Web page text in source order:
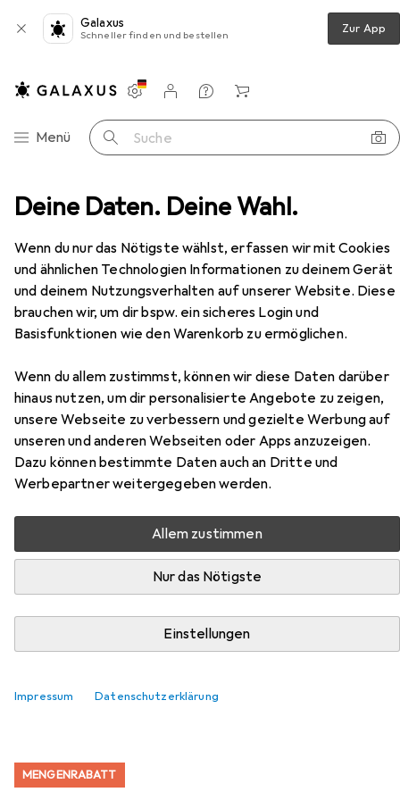
Deine Daten. Deine Wahl.
Wenn du nur das Nötigste wählst, erfassen wir mit Cookies
und ähnlichen Technologien Informationen zu deinem Gerät
und deinem Nutzungsverhalten auf unserer Website. Diese
brauchen wir, um dir bspw. ein sicheres Login und
Basisfunktionen wie den Warenkorb zu ermöglichen.
Wenn du allem zustimmst, können wir diese Daten darüber
hinaus nutzen, um dir personalisierte Angebote zu zeigen,
unsere Webseite zu verbessern und gezielte Werbung auf
unseren und anderen Webseiten oder Apps anzuzeigen.
Dazu können bestimmte Daten auch an Dritte und
Werbepartner weitergegeben werden.
Allem zustimmen
Nur das Nötigste
Einstellungen
Impressum Datenschutzerklärung
Galaxus
Schneller finden und bestellen Zur App
Navigation nach Kategorien
Menü Suche
Einstellungen
Kundenkonto
Vergleichslisten
Merklisten
Warenkorb
Bilderrahmen Victoria Clip 60x80cm
EUR
32,90
VictoriaClip 60x80cm
60 x 80 cm
Zubehör für Victoria Clip
60x80cm
Clip 60x80cm aus der Kategorie Klebehaken +
Klebenagel.
Beliebt Klebehaken + Klebenagel Nägel
Produktliste
MENGENRABATT